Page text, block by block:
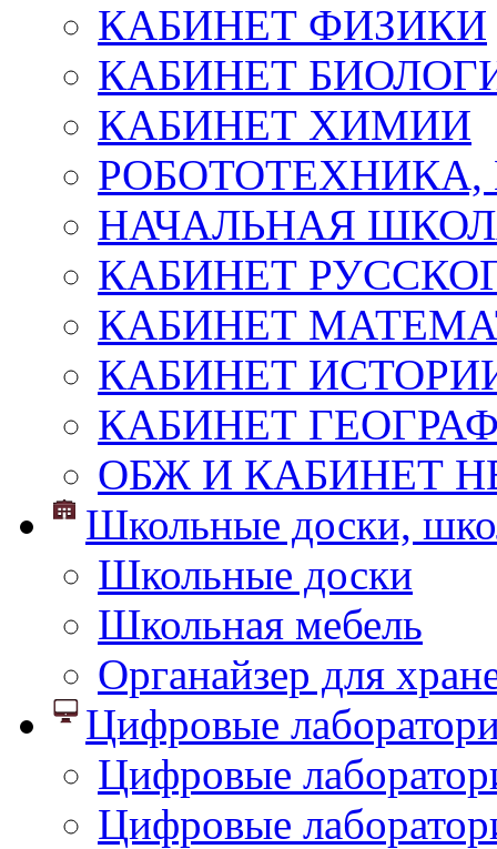
КАБИНЕТ ФИЗИКИ
КАБИНЕТ
КАБИНЕТ ХИМИИ
НАЧАЛЬНАЯ
КАБИНЕТ
КАБИНЕТ
КАБИНЕТ
КАБИНЕТ
ОБЖ И КАБИНЕТ
Школьные доски,
Школьные доски
Школьная мебель
Органайзер для
Цифровые
Цифровые
Цифровые